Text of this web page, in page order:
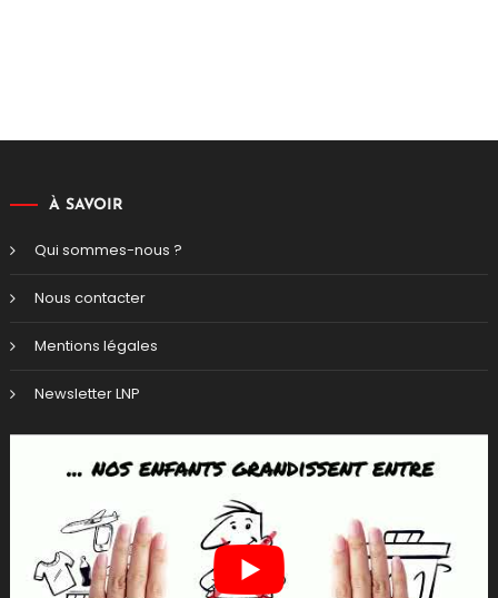
À SAVOIR
Qui sommes-nous ?
Nous contacter
Mentions légales
Newsletter LNP